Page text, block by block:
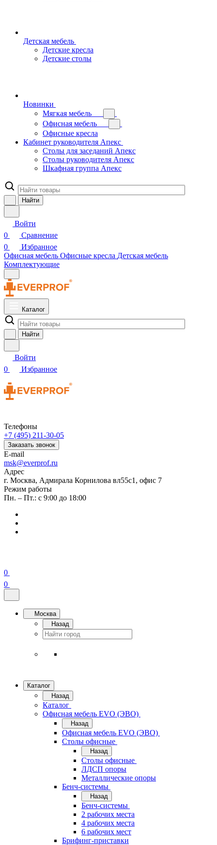
Детская мебель
Детские кресла
Детские столы
Новинки
Мягкая мебель
Офисная мебель
Офисные кресла
Кабинет руководителя Апекс
Столы для заседаний Апекс
Столы руководителя Апекс
Шкафная группа Апекс
Найти
Войти
0
Сравнение
0
Избранное
Офисная мебель Офисные кресла Детская мебель
Комплектующие
Каталог
Найти
Войти
0
Избранное
Телефоны
+7 (495) 211-30-05
Заказать звонок
E-mail
msk@everprof.ru
Адрес
г. Москва, Адмирала Корнилова вл55с1, офис 7
Режим работы
Пн. – Пт.: с 9:00 до 18:00
0
0
Москва
Назад
Каталог
Назад
Каталог
Офисная мебель EVO (ЭВО)
Назад
Офисная мебель EVO (ЭВО)
Cтолы офисные
Назад
Cтолы офисные
ЛДСП опоры
Металлические опоры
Бенч-системы
Назад
Бенч-системы
2 рабочих места
4 рабочих места
6 рабочих мест
Брифинг-приставки